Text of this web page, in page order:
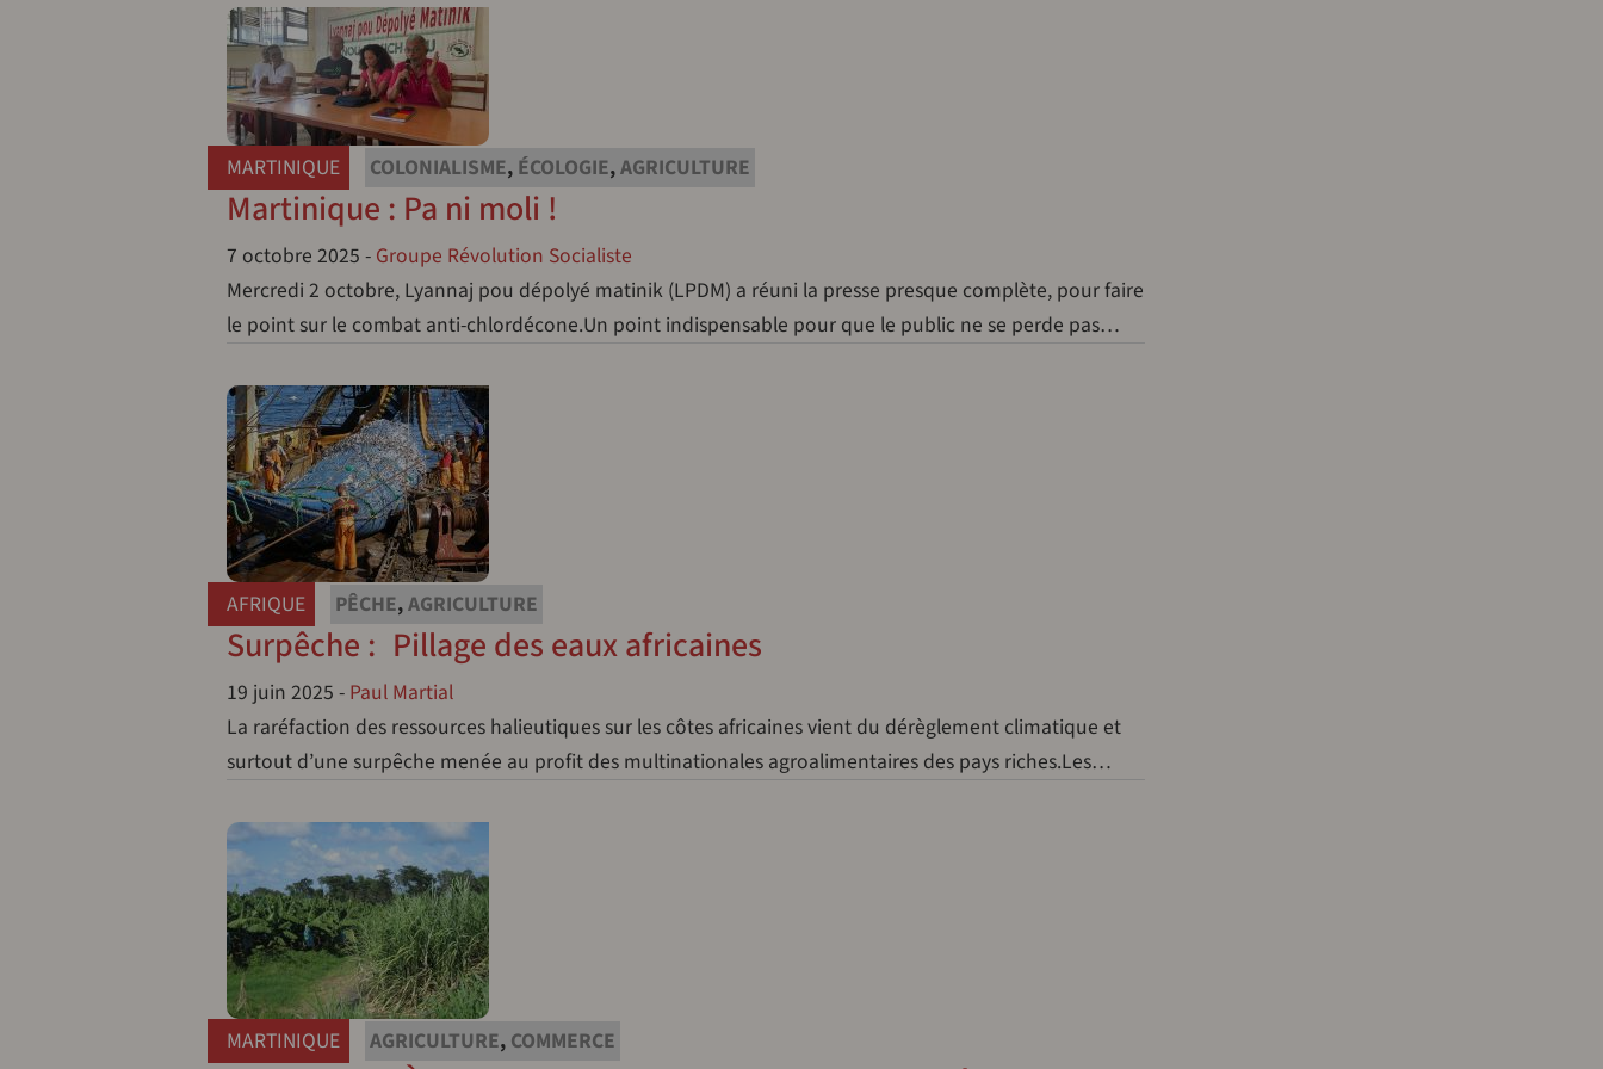
MARTINIQUE COLONIALISME, ÉCOLOGIE,AGRICULTURE
Martinique : Pa ni moli !
7 octobre 2025 - Groupe Révolution Socialiste
Mercredi 2 octobre, Lyannaj pou dépolyé matinik (LPDM) a réuni la presse presque complète, pour faire
le point sur le combat anti-chlordécone.Un point indispensable pour que le public ne se perde pas…
AFRIQUE PÊCHE,AGRICULTURE
Surpêche : Pillage des eaux africaines
19 juin 2025 - Paul Martial
La raréfaction des ressources halieutiques sur les côtes africaines vient du dérèglement climatique et
surtout d’une surpêche menée au profit des multinationales agroalimentaires des pays riches.Les…
MARTINIQUE AGRICULTURE, COMMERCE